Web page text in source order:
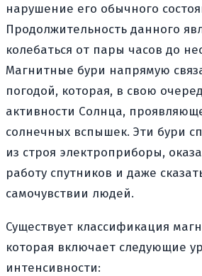
нарушение его обычного
Продолжительность данного
колебаться от пары часов до
Магнитные бури напрямую
погодой, которая, в свою
активности Солнца,
солнечных вспышек. Эти бури
из строя электроприборы,
работу спутников и даже
самочувствии людей.
Существует классификация
которая включает следующие
интенсивности: